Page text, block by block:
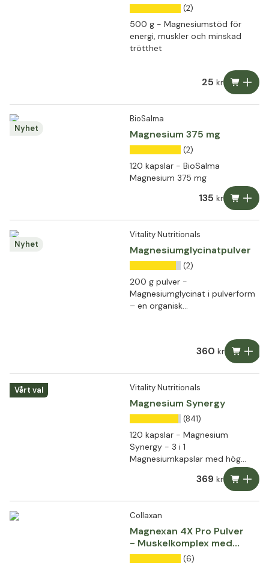
(2)
500 g - Magnesiumstöd för
energi, muskler och minskad
trötthet
25 kr
Nyhet
BioSalma
Magnesium 375 mg
(2)
120 kapslar - BioSalma
Magnesium 375 mg
135 kr
Nyhet
Vitality Nutritionals
Magnesiumglycinatpulver
(2)
200 g pulver -
Magnesiumglycinat i pulverform
– en organisk
360 kr
Vårt val Vitality Nutritionals
Magnesium Synergy
(841)
120 kapslar - Magnesium
Synergy - 3 i 1
Magnesiumkapslar med hög
369 kr
Collaxan
Magnexan 4X Pro Pulver
- Muskelkomplex med
magnesiumkraft
(6)